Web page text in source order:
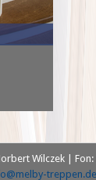
Wilczek | Fon:
treppen.de